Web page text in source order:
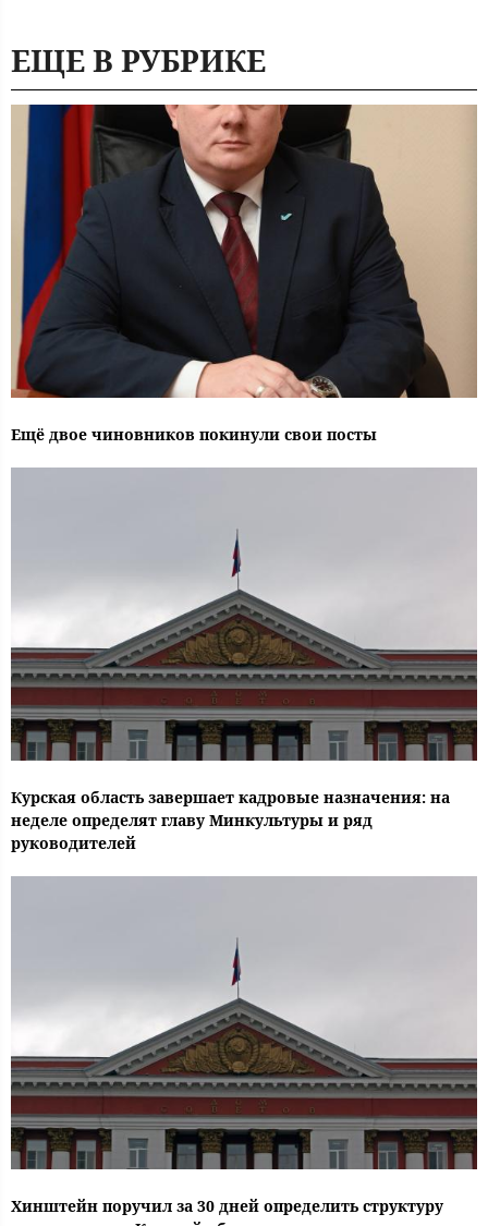
ЕЩЕ В РУБРИКЕ
Ещё двое чиновников покинули свои посты
Курская область завершает кадровые назначения: на
неделе определят главу Минкультуры и ряд
руководителей
Хинштейн поручил за 30 дней определить структуру